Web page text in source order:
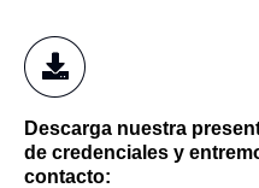
Descarga nuestra
de credenciales y
contacto: